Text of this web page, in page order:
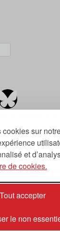
sur
et
de cookies.
Tout accepter
le non
de 2007.
«
à la
de la
ou du hip
de